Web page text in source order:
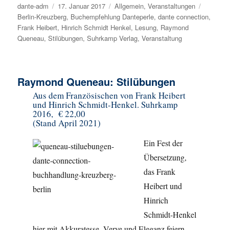
Autor
dante-adm
Veröffentlicht
am
17. Januar 2017 Kategorien
Allgemein,Veranstaltungen
Berlin-Kreuzberg, Buchempfehlung Danteperle,dante connection,
Frank Heibert, Hinrich Schmidt Henkel, Lesung, Raymond
Queneau,Stilübungen,Suhrkamp Verlag,Veranstaltung
Raymond Queneau: Stilübungen
Aus dem Französischen von Frank Heibert
und Hinrich Schmidt-Henkel. Suhrkamp
2016, € 22,00
(Stand April 2021)
Ein Fest der
Übersetzung,
das Frank
Heibert und
Hinrich
Schmidt-Henkel